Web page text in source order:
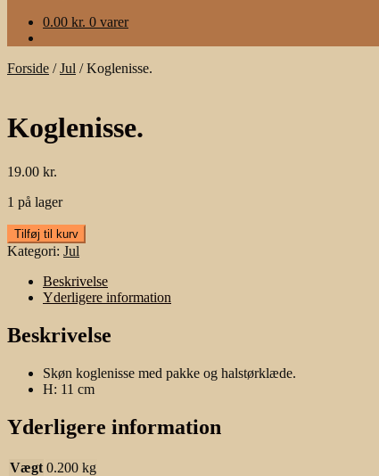
0.00 kr. 0 varer
Forside /Jul /Koglenisse.
Koglenisse.
19.00 kr.
1 på lager
Koglenisse.
antal
Tilføj til kurv
Kategori: Jul
Beskrivelse
Yderligere information
Beskrivelse
Skøn koglenisse med pakke og halstørklæde.
H: 11 cm
Yderligere information
Vægt 0.200 kg